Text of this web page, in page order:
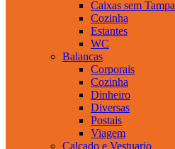
Caixas sem Tampa
Cozinha
Estantes
WC
Balancas
Corporais
Cozinha
Dinheiro
Diversas
Postais
Viagem
Calcado e Vestuario